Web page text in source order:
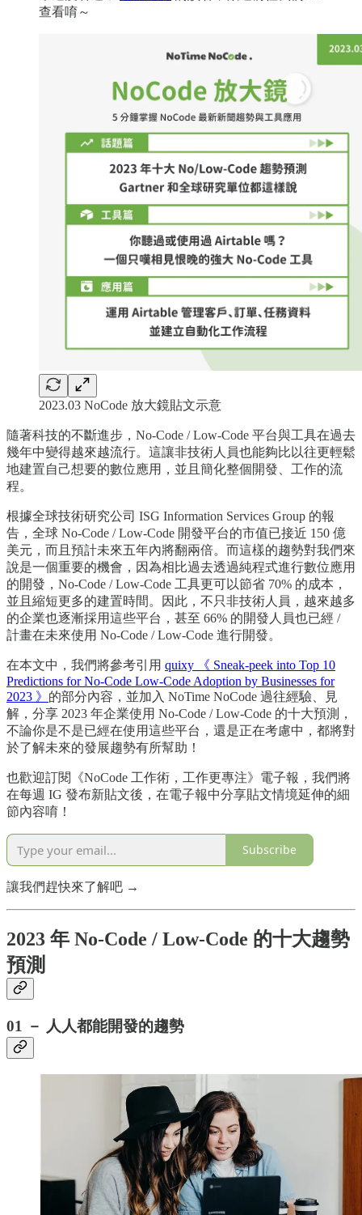
查看唷～
2023.03 NoCode 放大鏡貼文示意
隨著科技的不斷進步，No-Code / Low-Code 平台與工具在過去
幾年中變得越來越流行。這讓非技術人員也能夠比以往更輕鬆
地建置自己想要的數位應用，並且簡化整個開發、工作的流
程。
根據全球技術研究公司 ISG Information Services Group 的報
告，全球 No-Code / Low-Code 開發平台的市值已接近 150 億
美元，而且預計未來五年內將翻兩倍。而這樣的趨勢對我們來
說是一個重要的機會，因為相比過去透過純程式進行數位應用
的開發，No-Code / Low-Code 工具更可以節省 70% 的成本，
並且縮短更多的建置時間。因此，不只非技術人員，越來越多
的企業也逐漸採用這些平台，甚至 66% 的開發人員也已經 /
計畫在未來使用 No-Code / Low-Code 進行開發。
在本文中，我們將參考引用 quixy 《 Sneak-peek into Top 10
Predictions for No-Code Low-Code Adoption by Businesses for
2023 》 的部分內容，並加入 NoTime NoCode 過往經驗、見
解，分享 2023 年企業使用 No-Code / Low-Code 的十大預測，
不論你是不是已經在使用這些平台，還是正在考慮中，都將對
於了解未來的發展趨勢有所幫助！
也歡迎訂閱《NoCode 工作術，工作更專注》電子報，我們將
在每週 IG 發布新貼文後，在電子報中分享貼文情境延伸的細
節內容唷！
Subscribe
讓我們趕快來了解吧 →
2023 年 No-Code / Low-Code 的十大趨勢
預測
01 － 人人都能開發的趨勢